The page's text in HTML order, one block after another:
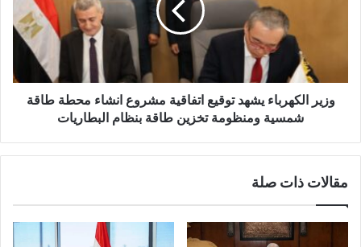
وزير الكهرباء يشهد توقيع اتفاقية مشروع انشاء محطة طاقة
شمسية ومنظومة تخزين طاقة بنظام البطاريات
مقالات ذات صلة